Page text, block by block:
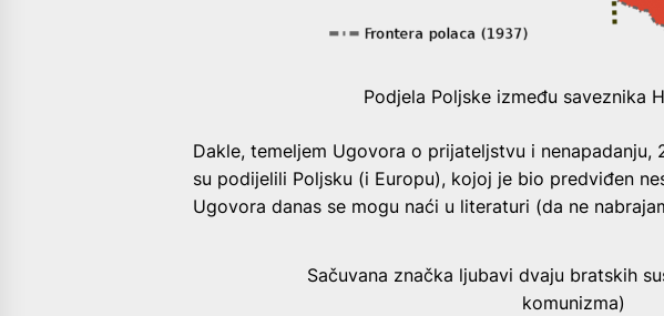
Podjela Poljske između saveznika
Dakle, temeljem Ugovora o prijateljstvu i
su podijelili Poljsku (i Europu), kojoj je bio predviđen
Ugovora danas se mogu naći u literaturi (da ne
Sačuvana značka ljubavi dvaju bratskih
komunizma)